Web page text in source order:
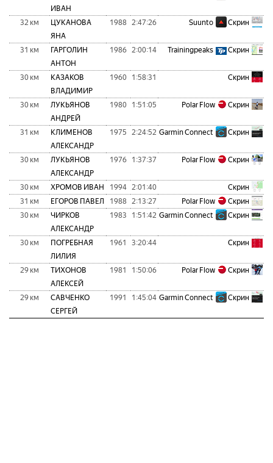
ИВАН
32 км
ЦУКАНОВА
ЯНА
1988 2:47:26 Suunto Скрин
31 км
ГАРГОЛИН
АНТОН
1986 2:00:14 Trainingpeaks Скрин
30 км
КАЗАКОВ
ВЛАДИМИР
1960 1:58:31 Скрин
30 км
ЛУКЬЯНОВ
АНДРЕЙ
1980 1:51:05 Polar Flow Скрин
31 км
КЛИМЕНОВ
АЛЕКСАНДР
1975 2:24:52 Garmin Connect Скрин
30 км
ЛУКЬЯНОВ
АЛЕКСАНДР
1976 1:37:37 Polar Flow Скрин
30 км ХРОМОВ ИВАН 1994 2:01:40
Скрин
31 км
ЕГОРОВ ПАВЕЛ 1988 2:13:27 Polar Flow
Скрин
30 км
ЧИРКОВ
АЛЕКСАНДР
1983 1:51:42 Garmin Connect Скрин
30 км
ПОГРЕБНАЯ
ЛИЛИЯ
1961 3:20:44 Скрин
29 км
ТИХОНОВ
АЛЕКСЕЙ
1981 1:50:06 Polar Flow Скрин
29 км
САВЧЕНКО
СЕРГЕЙ
1991 1:45:04 Garmin Connect Скрин